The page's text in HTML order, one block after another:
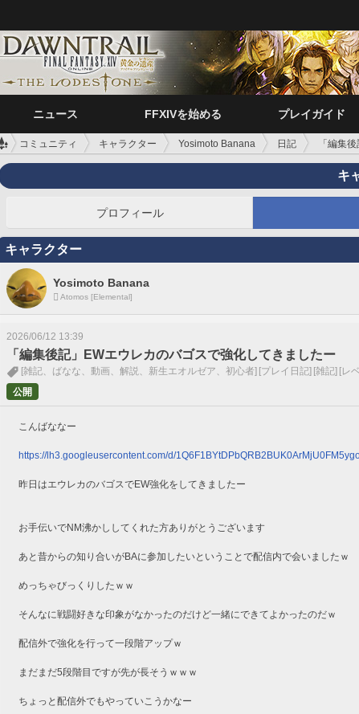
ニュース FFXIVを始める プレイガイド
コミュニティ キャラクター Yosimoto Banana 日記 「編集
キ
プロフィール
キャラクター
Yosimoto Banana
Atomos [Elemental]
2026/06/12 13:39
「編集後記」EWエウレカのバゴスで強化してきましたー
[雑記、ばなな、動画、解説、新生エオルゼア、初心者] [プレイ日記] [雑記] [レ
公開
こんばななー
https://lh3.googleusercontent.com/d/
昨日はエウレカのバゴスでEW強化をしてきましたー
お手伝いでNM沸かししてくれた方ありがとうございます
あと昔からの知り合いがBAに参加したいということで配信内で会いましたｗ
めっちゃびっくりしたｗｗ
そんなに戦闘好きな印象がなかったのだけど一緒にできてよかったのだｗ
配信外で強化を行って一段階アップｗ
まだまだ5段階目ですが先が長そうｗｗｗ
ちょっと配信外でもやっていこうかなー